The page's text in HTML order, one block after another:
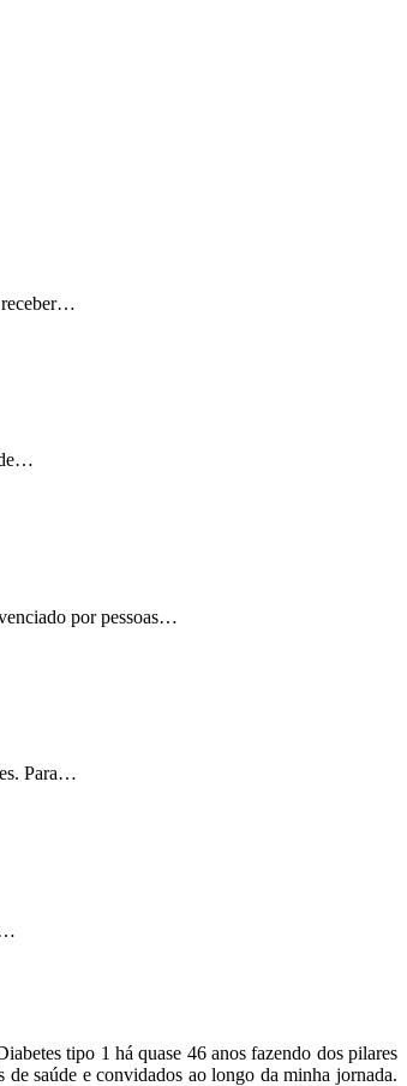
receber…
de…
por pessoas…
Para…
tipo 1 há quase 46 anos fazendo dos pilares
saúde e convidados ao longo da minha jornada.